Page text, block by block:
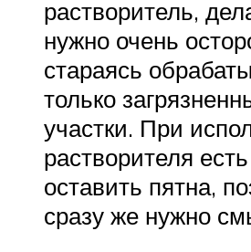
растворитель,
нужно очень
стараясь
только
участки. При
растворителя
оставить пятна,
сразу же нужно